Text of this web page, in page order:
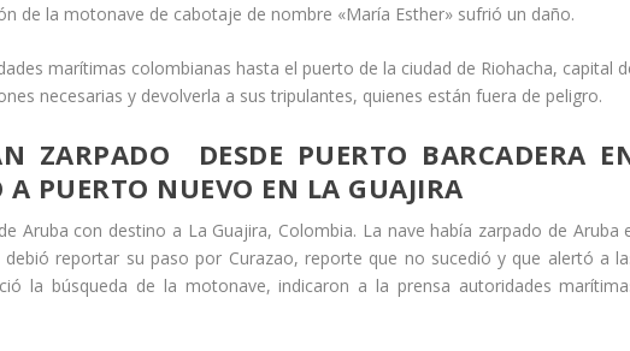
de la motonave de cabotaje de nombre «María Esther» sufrió un daño.
marítimas colombianas hasta el puerto de la ciudad de Riohacha, capital
necesarias y devolverla a sus tripulantes, quienes están fuera de peligro.
ZARPADO DESDE PUERTO BARCADERA
PUERTO NUEVO EN LA GUAJIRA
Aruba con destino a La Guajira, Colombia. La nave había zarpado de Aruba
reportar su paso por Curazao, reporte que no sucedió y que alertó a
la búsqueda de la motonave, indicaron a la prensa autoridades